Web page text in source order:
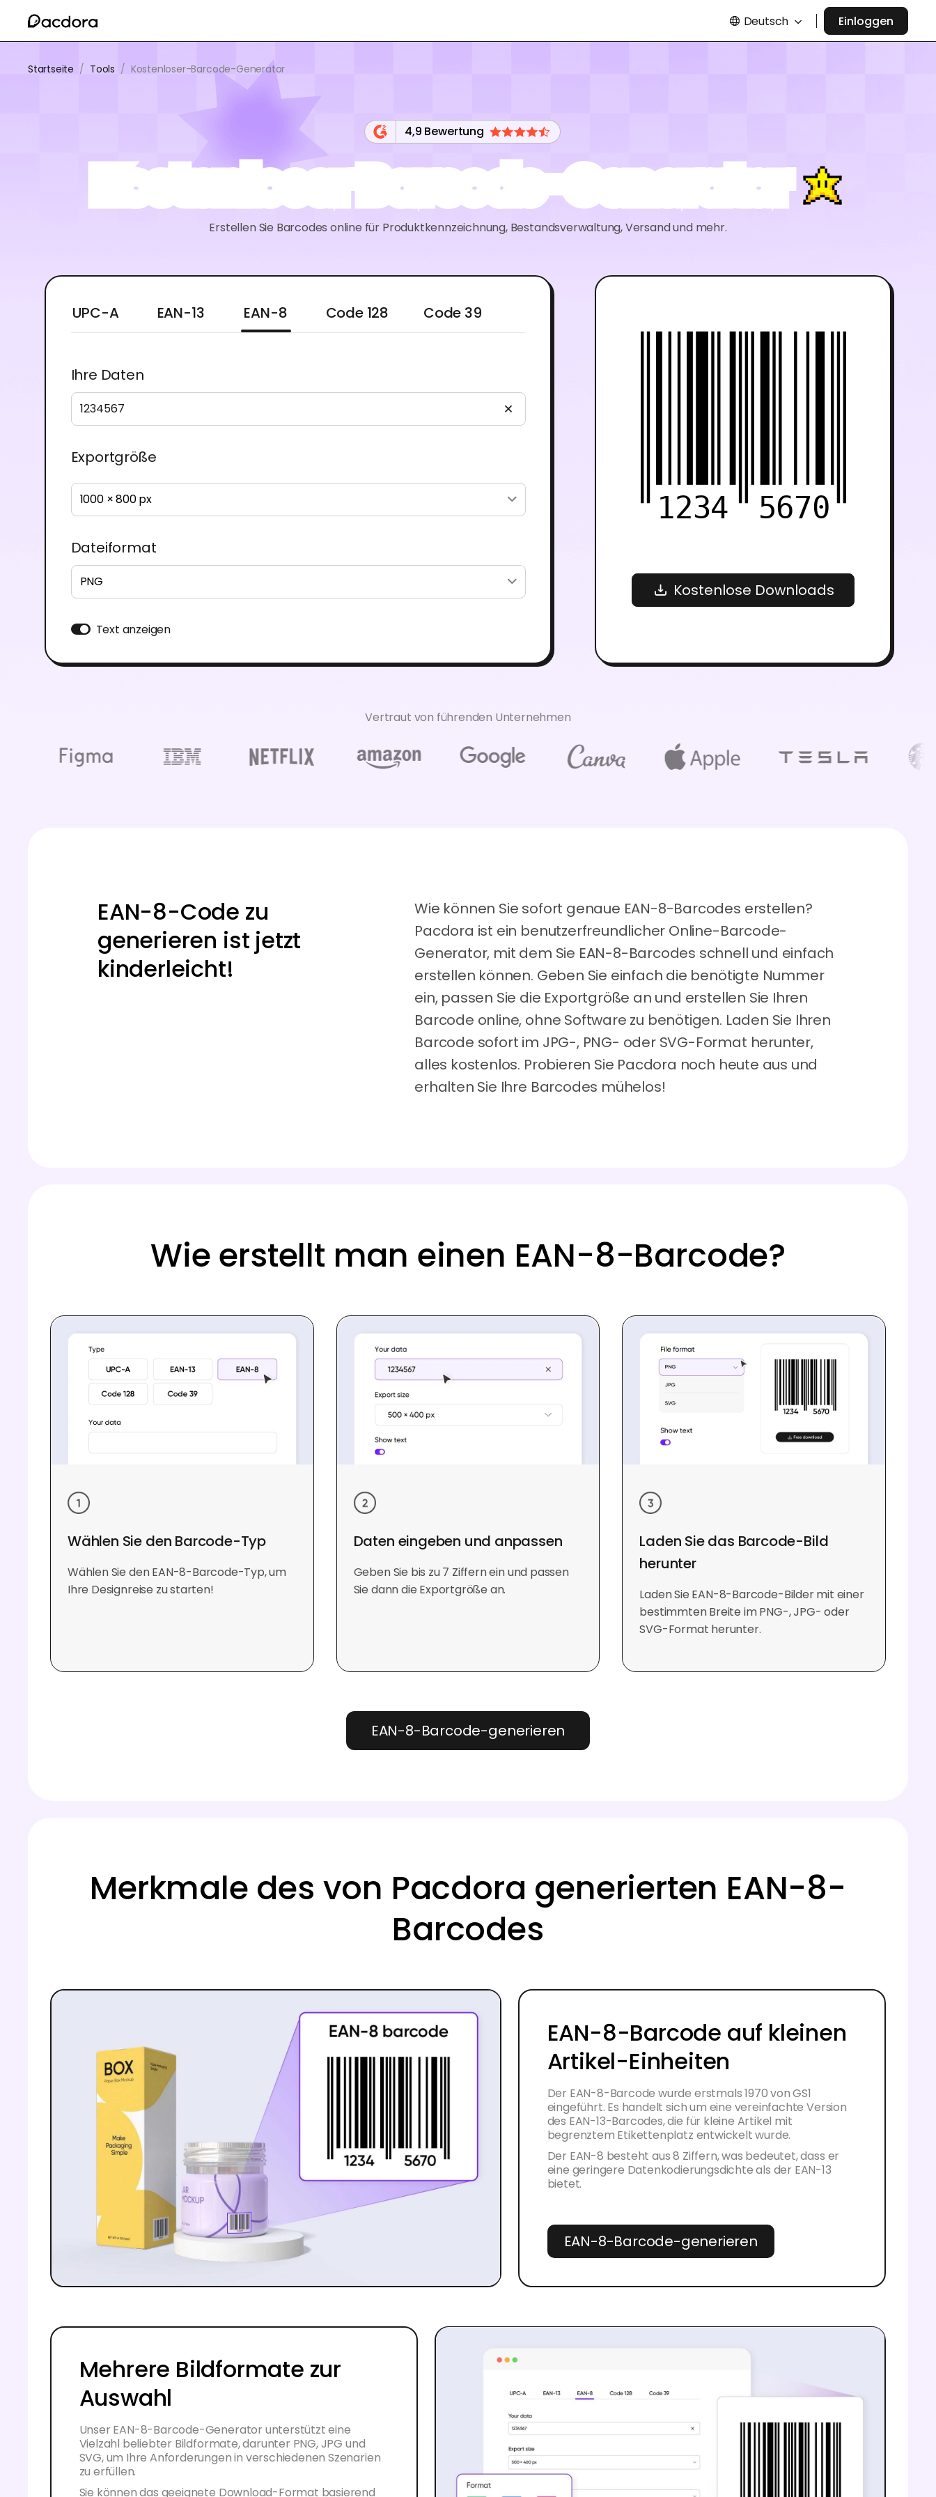
Deutsch Einloggen
Startseite / Tools / Kostenloser-Barcode-Generator
4,9 Bewertung
Kostenloser Barcode-Generator
Erstellen Sie Barcodes online für Produktkennzeichnung, Bestandsverwaltung, Versand und mehr.
UPC-A EAN-13 EAN-8 Code 128 Code 39
Ihre Daten
Exportgröße
1000 × 800 px
Dateiformat
PNG
Text anzeigen
1234 5670
Kostenlose Downloads
Vertraut von führenden Unternehmen
EAN-8-Code zu
generieren ist jetzt
kinderleicht!
Wie können Sie sofort genaue EAN-8-Barcodes erstellen?
Pacdora ist ein benutzerfreundlicher Online-Barcode-
Generator, mit dem Sie EAN-8-Barcodes schnell und einfach
erstellen können. Geben Sie einfach die benötigte Nummer
ein, passen Sie die Exportgröße an und erstellen Sie Ihren
Barcode online, ohne Software zu benötigen. Laden Sie Ihren
Barcode sofort im JPG-, PNG- oder SVG-Format herunter,
alles kostenlos. Probieren Sie Pacdora noch heute aus und
erhalten Sie Ihre Barcodes mühelos!
Wie erstellt man einen EAN-8-Barcode?
Wählen Sie den Barcode-Typ
Wählen Sie den EAN-8-Barcode-Typ, um
Ihre Designreise zu starten!
Daten eingeben und anpassen
Geben Sie bis zu 7 Ziffern ein und passen
Sie dann die Exportgröße an.
Laden Sie das Barcode-Bild
herunter
Laden Sie EAN-8-Barcode-Bilder mit einer
bestimmten Breite im PNG-, JPG- oder
SVG-Format herunter.
EAN-8-Barcode-generieren
Merkmale des von Pacdora generierten EAN-8-
Barcodes
EAN-8-Barcode auf kleinen
Artikel-Einheiten
Der EAN-8-Barcode wurde erstmals 1970 von GS1
eingeführt. Es handelt sich um eine vereinfachte Version
des EAN-13-Barcodes, die für kleine Artikel mit
begrenztem Etikettenplatz entwickelt wurde.
Der EAN-8 besteht aus 8 Ziffern, was bedeutet, dass er
eine geringere Datenkodierungsdichte als der EAN-13
bietet.
EAN-8-Barcode-generieren
Mehrere Bildformate zur
Auswahl
Unser EAN-8-Barcode-Generator unterstützt eine
Vielzahl beliebter Bildformate, darunter PNG, JPG und
SVG, um Ihre Anforderungen in verschiedenen Szenarien
zu erfüllen.
Sie können das geeignete Download-Format basierend